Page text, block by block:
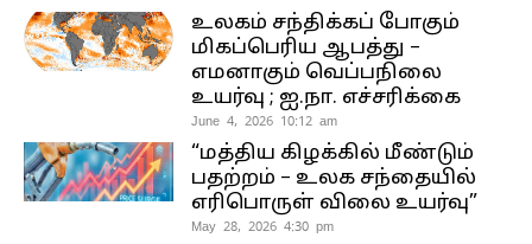
உலகம் சந்திக்கப் போகும்
மிகப்பெரிய ஆபத்து –
எமனாகும் வெப்பநிலை
உயர்வு ; ஐ.நா. எச்சரிக்கை
June 4, 2026 10:12 am
“மத்திய கிழக்கில் மீண்டும்
பதற்றம் – உலக சந்தையில்
எரிபொருள் விலை உயர்வு”
May 28, 2026 4:30 pm